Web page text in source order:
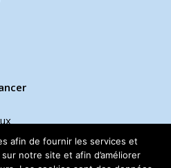
afin de fournir les services et
notre site et afin d’améliorer